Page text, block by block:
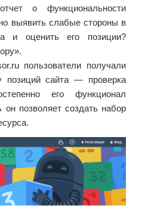
о функциональности
выявить слабые стороны в
и оценить его позиции?
пользователи получали
позиций сайта — проверка
его функционал
он позволяет создать набор